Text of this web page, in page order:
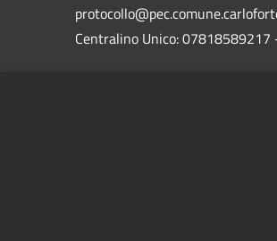
Centralino Unico: 07818589217